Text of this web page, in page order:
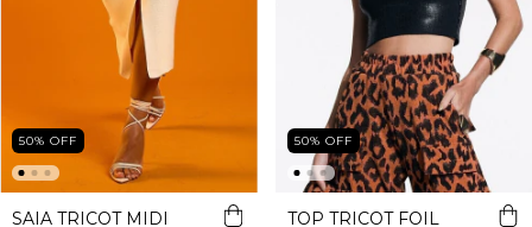
50% OFF
SAIA TRICOT MIDI
50% OFF
TOP TRICOT FOIL